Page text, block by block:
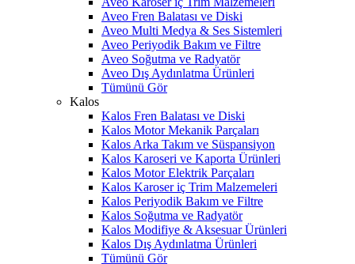
Aveo Fren Balatası ve Diski
Aveo Multi Medya & Ses Sistemleri
Aveo Periyodik Bakım ve Filtre
Aveo Soğutma ve Radyatör
Aveo Dış Aydınlatma Ürünleri
Tümünü Gör
Kalos
Kalos Fren Balatası ve Diski
Kalos Motor Mekanik Parçaları
Kalos Arka Takım ve Süspansiyon
Kalos Karoseri ve Kaporta Ürünleri
Kalos Motor Elektrik Parçaları
Kalos Karoser iç Trim Malzemeleri
Kalos Periyodik Bakım ve Filtre
Kalos Soğutma ve Radyatör
Kalos Modifiye & Aksesuar Ürünleri
Kalos Dış Aydınlatma Ürünleri
Tümünü Gör